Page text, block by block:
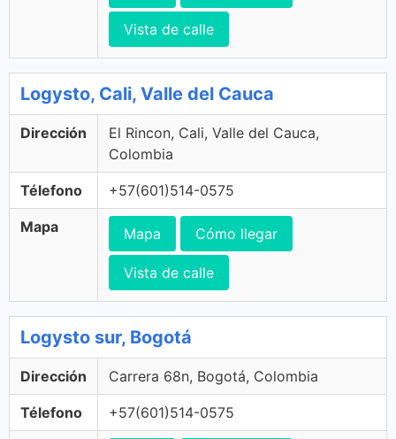
Vista de calle
Logysto, Cali, Valle del Cauca
Dirección
El Rincon, Cali, Valle del Cauca,
Colombia
Télefono +57(601)514-0575
Mapa Mapa Cómo llegar
Vista de calle
Logysto sur, Bogotá
Dirección Carrera 68n, Bogotá, Colombia
Télefono +57(601)514-0575